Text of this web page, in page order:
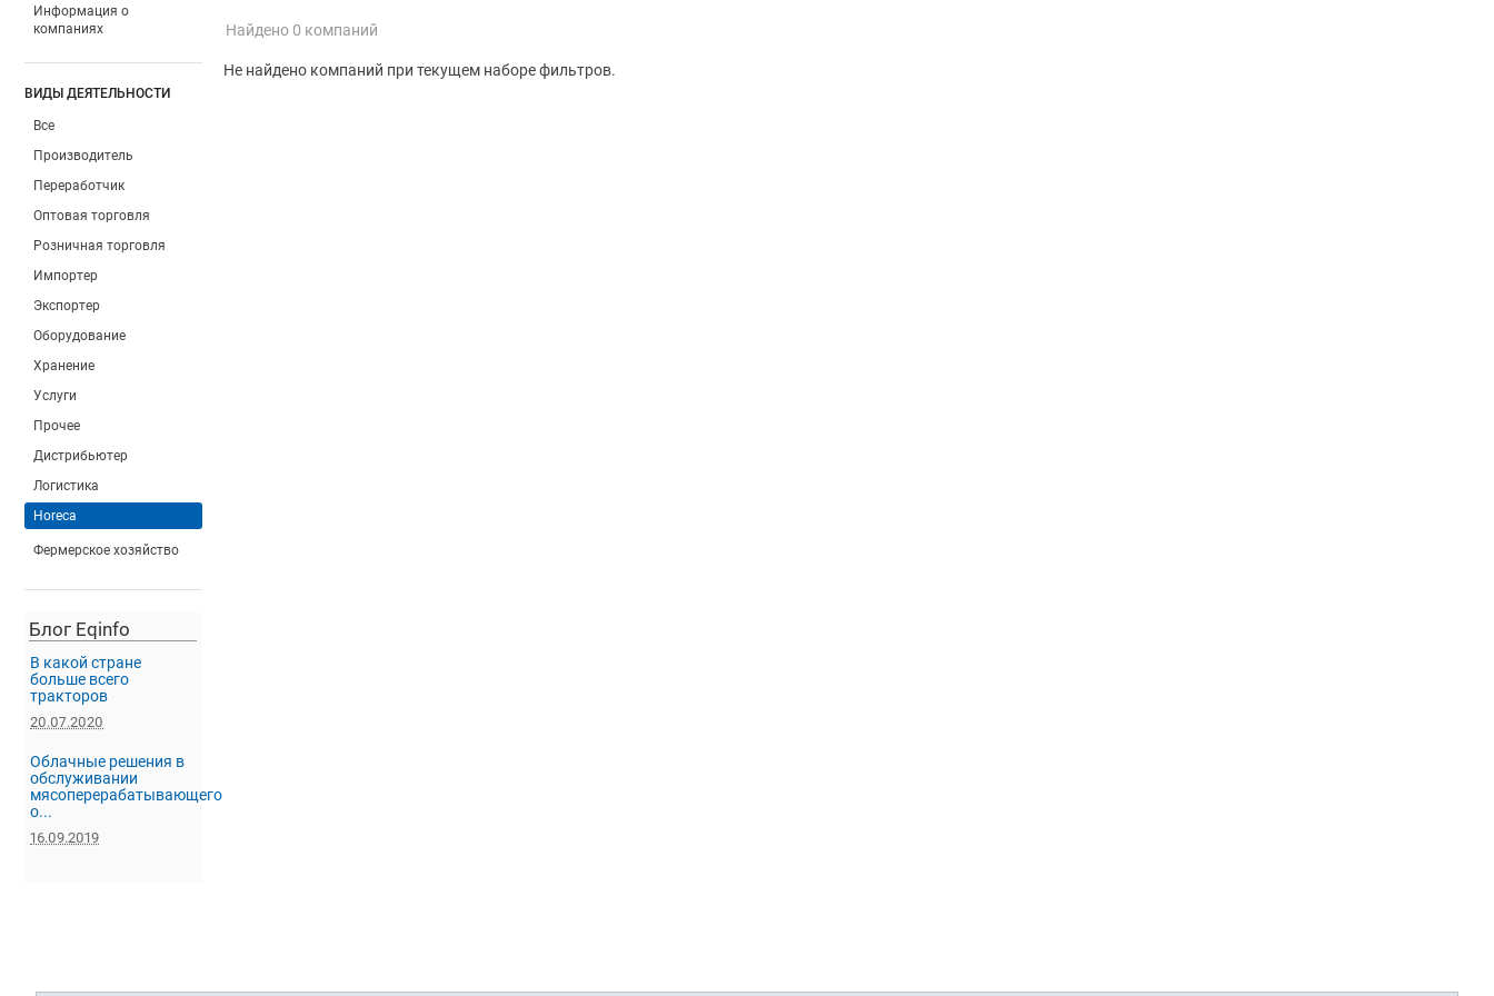
Информация о
компаниях
ВИДЫ ДЕЯТЕЛЬНОСТИ
Все
Производитель
Переработчик
Оптовая торговля
Розничная торговля
Импортер
Экспортер
Оборудование
Хранение
Услуги
Прочее
Дистрибьютер
Логистика
Horeca
Фермерское хозяйство
Блог Eqinfo
В какой стране
больше всего
тракторов
20.07.2020
Облачные решения в
обслуживании
мясоперерабатывающего
о...
16.09.2019
Найдено 0 компаний
Не найдено компаний при текущем наборе фильтров.